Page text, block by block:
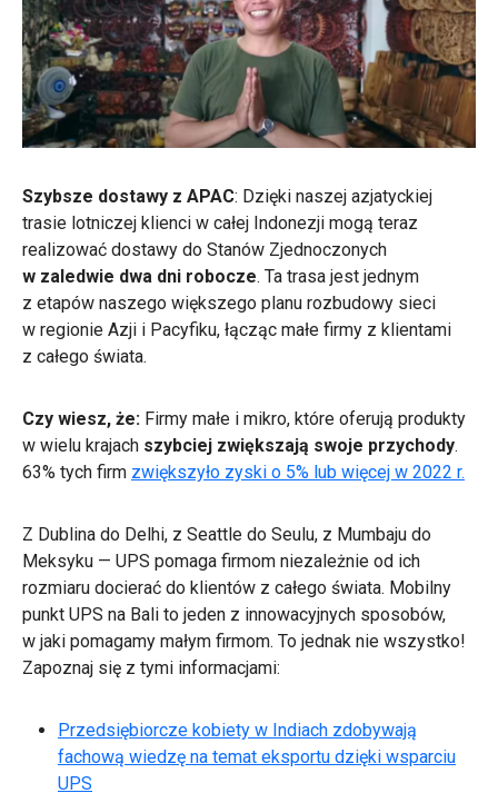
Szybsze dostawy z APAC: Dzięki naszej azjatyckiej
trasie lotniczej klienci w całej Indonezji mogą teraz
realizować dostawy do Stanów Zjednoczonych
w zaledwie dwa dni robocze. Ta trasa jest jednym
z etapów naszego większego planu rozbudowy sieci
w regionie Azji i Pacyfiku, łącząc małe firmy z klientami
z całego świata.
Czy wiesz, że: Firmy małe i mikro, które oferują produkty
w wielu krajach szybciej zwiększają swoje przychody.
63% tych firm zwiększyło zyski o 5% lub więcej w 2022 r.
Z Dublina do Delhi, z Seattle do Seulu, z Mumbaju do
Meksyku — UPS pomaga firmom niezależnie od ich
rozmiaru docierać do klientów z całego świata. Mobilny
punkt UPS na Bali to jeden z innowacyjnych sposobów,
w jaki pomagamy małym firmom. To jednak nie wszystko!
Zapoznaj się z tymi informacjami:
Przedsiębiorcze kobiety w Indiach zdobywają
fachową wiedzę na temat eksportu dzięki wsparciu
UPS